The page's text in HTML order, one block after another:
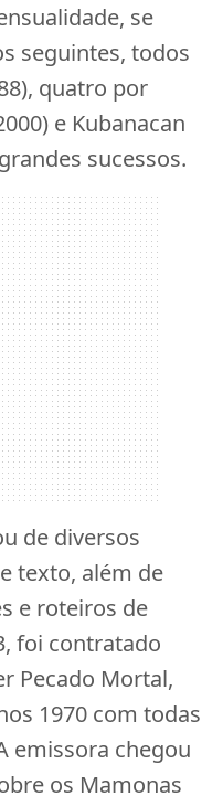
se
seguintes, todos
quatro por
e Kubanacan
sucessos.
de diversos
texto, além de
e roteiros de
foi contratado
Pecado Mortal,
1970 com todas
emissora chegou
os Mamonas